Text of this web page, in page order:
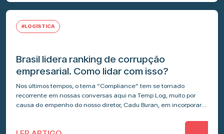
#LOGÍSTICA
Brasil lidera ranking de corrupção
empresarial. Como lidar com isso?
Nos últimos tempos, o tema “Compliance” tem se tornado
recorrente em nossas conversas aqui na Temp Log, muito por
causa do empenho do nosso diretor, Cadu Buran, em incorporar